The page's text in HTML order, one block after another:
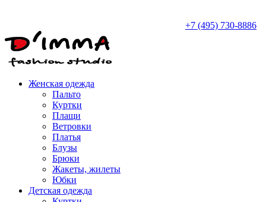
+7 (495) 730-8886
Женская одежда
Пальто
Куртки
Плащи
Ветровки
Платья
Блузы
Брюки
Жакеты, жилеты
Юбки
Детская одежда